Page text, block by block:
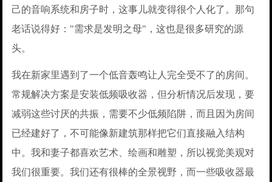
己的音响系统和房子时，这事儿就变得很个人化了。那句
老话说得好："需求是发明之母"，这也是很多研究的源
头。
我在新家里遇到了一个低音轰鸣让人完全受不了的房间。
常规解决方案是安装低频吸收器，但分析情况后发现，要
减弱这些讨厌的共振，需要不少低频陷阱，而且因为房间
已经建好了，不可能像新建筑那样把它们直接融入结构
中。我和妻子都喜欢艺术、绘画和雕塑，所以视觉美观对
我们很重要。我们还有很棒的全景视野，而一些吸收器最